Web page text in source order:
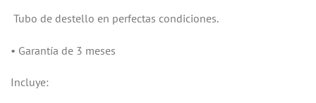
Tubo de destello en perfectas condiciones.
• Garantía de 3 meses
Incluye: